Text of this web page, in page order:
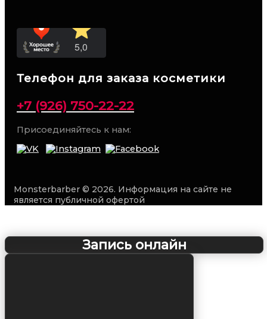
Телефон для заказа косметики
+7 (926) 750-22-22
Присоединяйтесь к нам:
Monsterbarber © 2026. Информация на сайте не
является публичной офертой
Запись онлайн